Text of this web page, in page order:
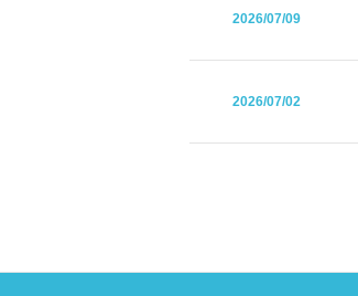
2026/07/09
2026/07/02